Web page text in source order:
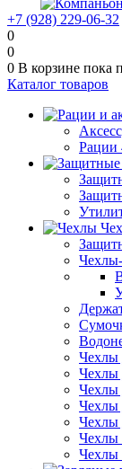
+7 (928) 229-06-32
0
0
0 В корзине пока
Каталог товаров
Рации
Чехлы
Чехлы
Чехлы
Чехлы
Чехлы
Чехлы
Чехлы